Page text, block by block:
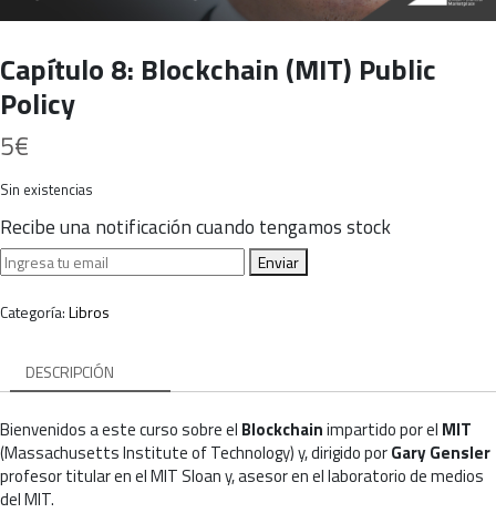
Capítulo 8: Blockchain (MIT) Public
Policy
5€
Sin existencias
Recibe una notificación cuando tengamos stock
Enviar
Categoría:Libros
DESCRIPCIÓN
Bienvenidos a este curso sobre el Blockchainimpartido por el MIT
(Massachusetts Institute of Technology) y, dirigido porGary Gensler
profesor titular en el MIT Sloan y, asesor en el laboratorio de medios
del MIT.